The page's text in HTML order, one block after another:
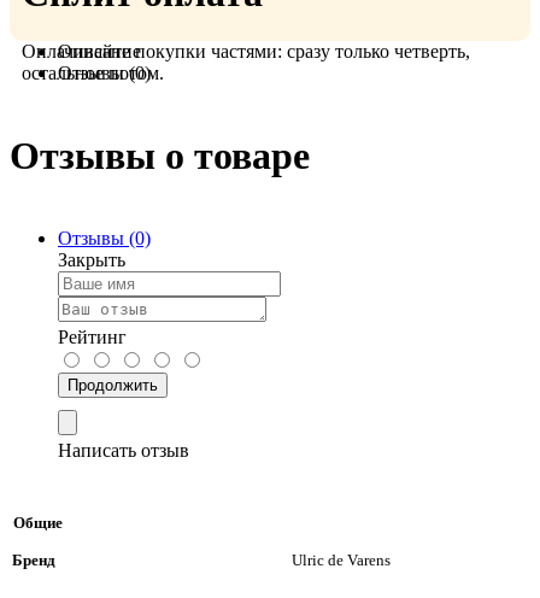
Оплачивайте покупки частями: сразу только четверть,
остальное потом.
Описание
Отзывы (0)
Отзывы о товаре
Отзывы (0)
Закрыть
Рейтинг
Продолжить
Написать отзыв
Общие
Бренд Ulric de Varens